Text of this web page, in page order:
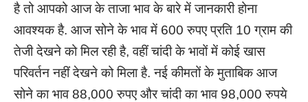
है तो आपको आज के ताजा भाव के बारे में जानकारी होना
आवश्यक है. आज सोने के भाव में 600 रुपए प्रति 10 ग्राम की
तेजी देखने को मिल रही है, वहीं चांदी के भावों में कोई खास
परिवर्तन नहीं देखने को मिला है. नई कीमतों के मुताबिक आज
सोने का भाव 88,000 रुपए और चांदी का भाव 98,000 रुपये